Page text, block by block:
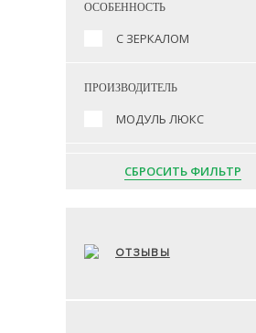
ОСОБЕННОСТЬ
С ЗЕРКАЛОМ
ПРОИЗВОДИТЕЛЬ
МОДУЛЬ ЛЮКС
СБРОСИТЬ ФИЛЬТР
ОТЗЫВЫ